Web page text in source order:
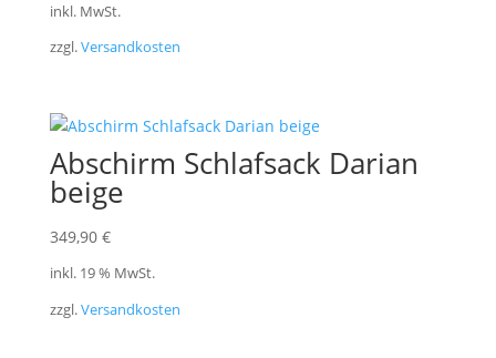
inkl. MwSt.
zzgl.Versandkosten
Abschirm Schlafsack Darian
beige
349,90 €
inkl. 19 % MwSt.
zzgl.Versandkosten